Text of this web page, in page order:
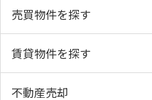
売買物件を探す
賃貸物件を探す
不動産売却